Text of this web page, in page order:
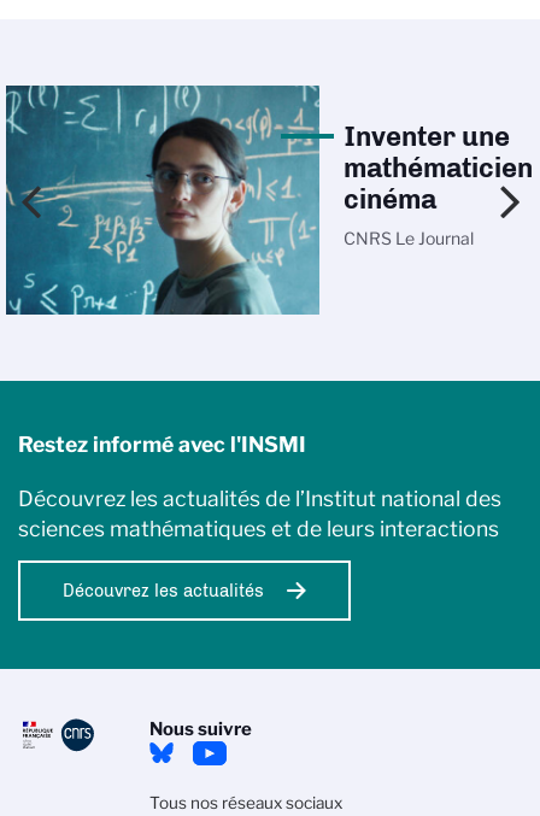
Inventer une
cinéma
CNRS Le Journal
Restez informé avec l'INSMI
Découvrez les actualités de l’Institut national des
sciences mathématiques et de leurs interactions
Découvrez les actualités
Nous suivre
Tous nos réseaux sociaux